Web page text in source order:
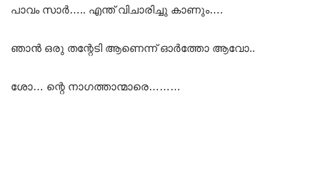
പാവം സാർ….. എന്ത് വിചാരിച്ചു കാണും….
ഞാൻ ഒരു തന്റേടി ആണെന്ന് ഓർത്തോ ആവോ..
ശോ… ന്റെ നാഗത്താന്മാരെ………